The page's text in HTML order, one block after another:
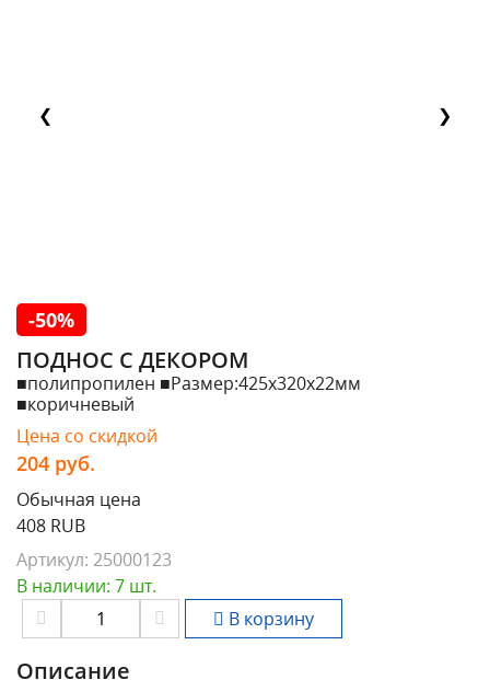
❮ ❯
-50%
ПОДНОС С ДЕКОРОМ
■полипропилен ■Размер:425x320x22мм
■коричневый
Цена со скидкой
204 руб.
Обычная цена
408 RUB
Артикул: 25000123
В наличии: 7 шт.
В корзину
Описание